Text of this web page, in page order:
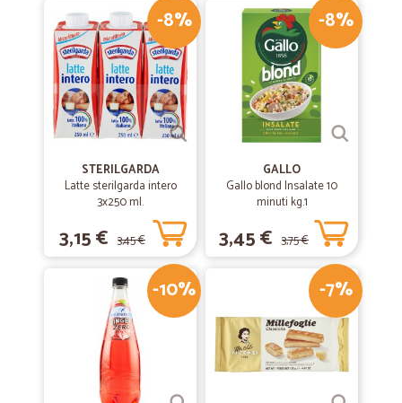
-8%
STERILGARDA
Latte sterilgarda intero
3x250 ml.
3,15 € 3,45 €
-8%
GALLO
Gallo blond Insalate 10
minuti kg.1
3,45 € 3,75 €
-10% -7%